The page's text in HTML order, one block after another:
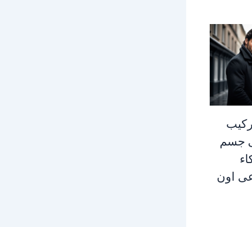
جسم
اون